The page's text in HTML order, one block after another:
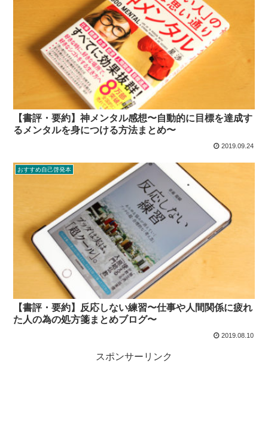
【書評・要約】神メンタル感想〜自動的に目標を達成す
るメンタルを身につける方法まとめ〜
2019.09.24
おすすめ自己啓発本
【書評・要約】反応しない練習〜仕事や人間関係に疲れ
た人の為の処方箋まとめブログ〜
2019.08.10
スポンサーリンク